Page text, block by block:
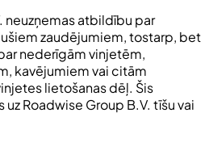
neuzņemas atbildību par
zaudējumiem, tostarp, bet
nederīgām vinjetēm,
kavējumiem vai citām
lietošanas dēļ. Šis
Roadwise Group B.V. tīšu vai